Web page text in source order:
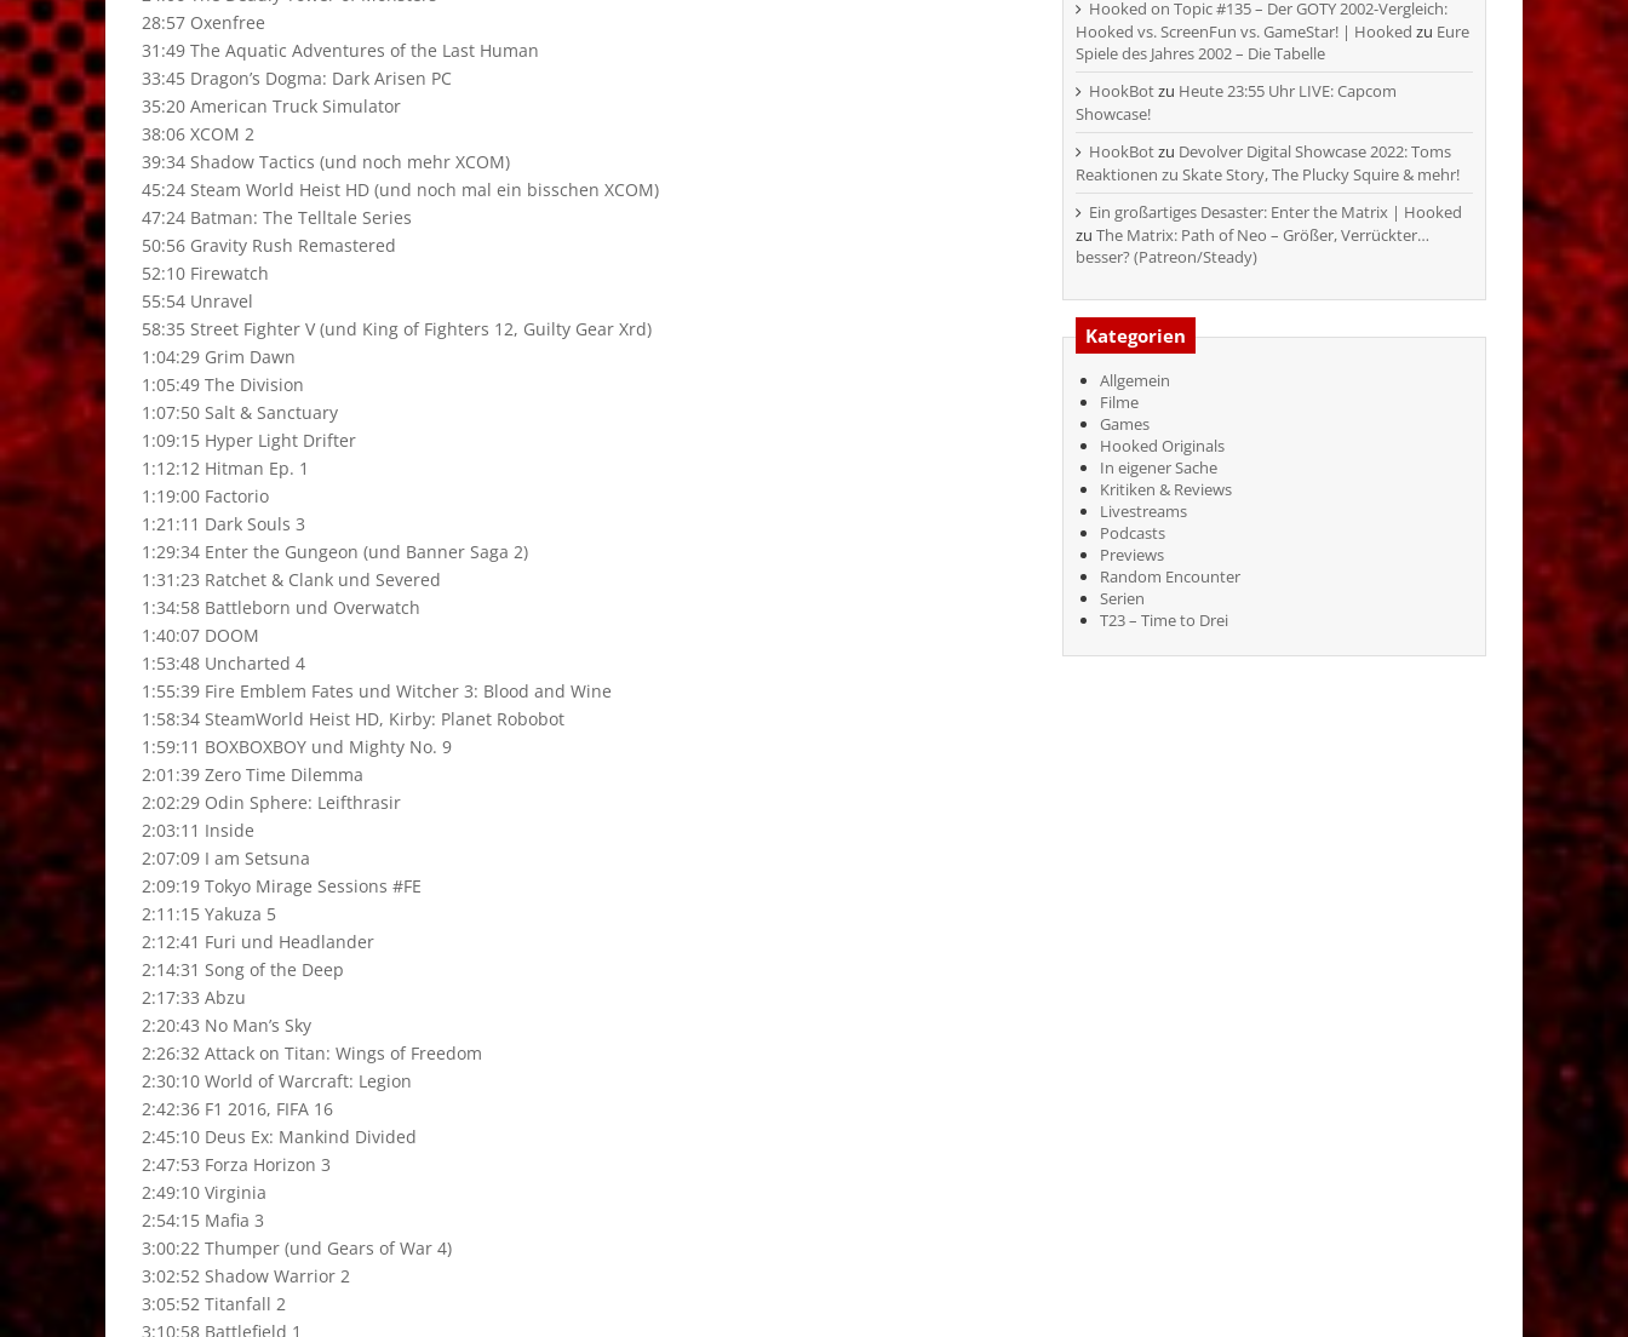
28:57 Oxenfree
31:49 The Aquatic Adventures of the Last Human
33:45 Dragon’s Dogma: Dark Arisen PC
35:20 American Truck Simulator
38:06 XCOM 2
39:34 Shadow Tactics (und noch mehr XCOM)
45:24 Steam World Heist HD (und noch mal ein bisschen XCOM)
47:24 Batman: The Telltale Series
50:56 Gravity Rush Remastered
52:10 Firewatch
55:54 Unravel
58:35 Street Fighter V (und King of Fighters 12, Guilty Gear Xrd)
1:04:29 Grim Dawn
1:05:49 The Division
1:07:50 Salt & Sanctuary
1:09:15 Hyper Light Drifter
1:12:12 Hitman Ep. 1
1:19:00 Factorio
1:21:11 Dark Souls 3
1:29:34 Enter the Gungeon (und Banner Saga 2)
1:31:23 Ratchet & Clank und Severed
1:34:58 Battleborn und Overwatch
1:40:07 DOOM
1:53:48 Uncharted 4
1:55:39 Fire Emblem Fates und Witcher 3: Blood and Wine
1:58:34 SteamWorld Heist HD, Kirby: Planet Robobot
1:59:11 BOXBOXBOY und Mighty No. 9
2:01:39 Zero Time Dilemma
2:02:29 Odin Sphere: Leifthrasir
2:03:11 Inside
2:07:09 I am Setsuna
2:09:19 Tokyo Mirage Sessions #FE
2:11:15 Yakuza 5
2:12:41 Furi und Headlander
2:14:31 Song of the Deep
2:17:33 Abzu
2:20:43 No Man’s Sky
2:26:32 Attack on Titan: Wings of Freedom
2:30:10 World of Warcraft: Legion
2:42:36 F1 2016, FIFA 16
2:45:10 Deus Ex: Mankind Divided
2:47:53 Forza Horizon 3
2:49:10 Virginia
2:54:15 Mafia 3
3:00:22 Thumper (und Gears of War 4)
3:02:52 Shadow Warrior 2
3:05:52 Titanfall 2
3:10:58 Battlefield 1
Hooked on Topic #135 – Der GOTY 2002-Vergleich:
Hooked vs. ScreenFun vs. GameStar! | Hooked zu Eure
Spiele des Jahres 2002 – Die Tabelle
HookBotzu Heute 23:55 Uhr LIVE: Capcom
Showcase!
HookBotzu Devolver Digital Showcase 2022: Toms
Reaktionen zu Skate Story, The Plucky Squire & mehr!
Ein großartiges Desaster: Enter the Matrix | Hooked
zu The Matrix: Path of Neo – Größer, Verrückter…
besser? (Patreon/Steady)
Kategorien
Allgemein
Filme
Games
Hooked Originals
In eigener Sache
Kritiken & Reviews
Livestreams
Podcasts
Previews
Random Encounter
Serien
T23 – Time to Drei